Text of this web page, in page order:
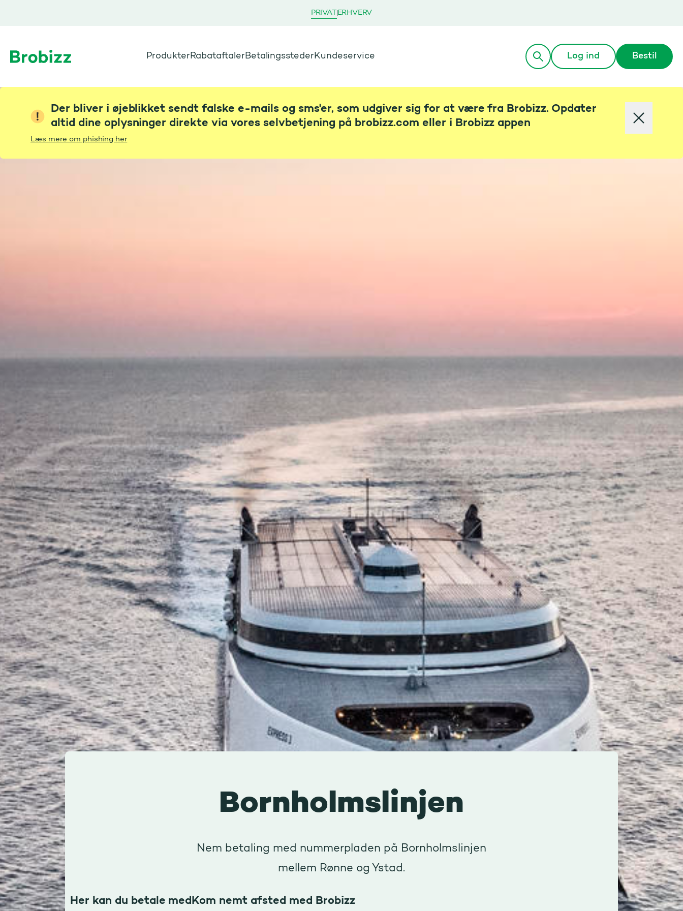
PRIVAT ERHVERV
Produkter Rabataftaler Betalingssteder Kundeservice Log ind Bestil
Der bliver i øjeblikket sendt falske e-mails og sms'er, som udgiver sig for at være fra Brobizz. Opdater
altid dine oplysninger direkte via vores selvbetjening på brobizz.com eller i Brobizz appen
Læs mere om phishing her
Bornholmslinjen
Nem betaling med nummerpladen på Bornholmslinjen
mellem Rønne og Ystad.
Her kan du betale medKom nemt afsted med Brobizz